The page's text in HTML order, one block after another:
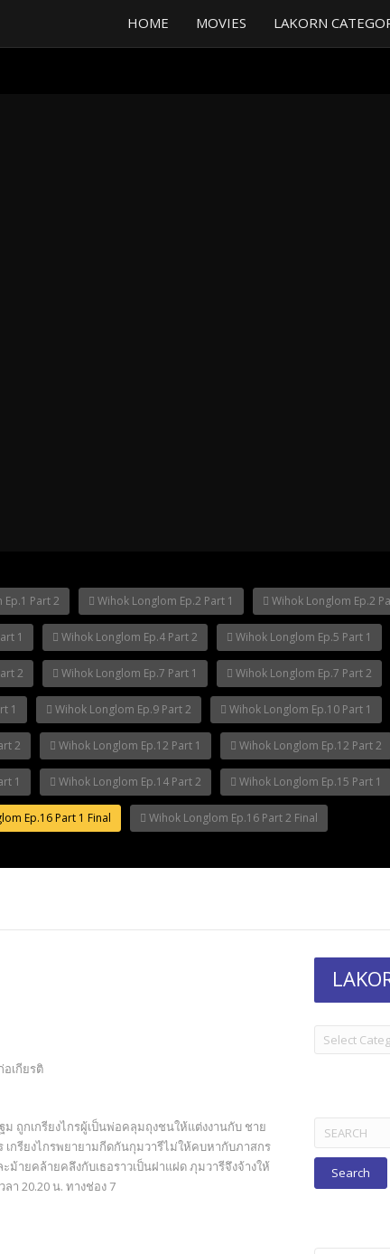
HOME MOVIES LAKORN
Part 2 Wihok Longlom Ep.2 Part 1 Wihok Longlom Ep.2
1 Wihok Longlom Ep.4 Part 2 Wihok Longlom Ep.5 Part 1
2 Wihok Longlom Ep.7 Part 1 Wihok Longlom Ep.7 Part 2
1 Wihok Longlom Ep.9 Part 2 Wihok Longlom Ep.10 Part 1
2 Wihok Longlom Ep.12 Part 1 Wihok Longlom Ep.12 Part 2
1 Wihok Longlom Ep.14 Part 2 Wihok Longlom Ep.15 Part 1
Ep.16 Part 1 Final Wihok Longlom Ep.16 Part 2 Final
เกียรติ
ถูกเกรียงไกรผู้เป็นพ่อคลุมถุงชนให้แต่งงานกับ ชาย
กรียงไกรพยายามกีดกันกุมวารีไม่ให้คบหากับภาสกร
ายคล้ายคลึงกับเธอราวเป็นฝาแฝด ภุมวารีจึงจ้างให้
า 20.20 น. ทางช่อง 7
LAKORN:
TITLES
Search
for: